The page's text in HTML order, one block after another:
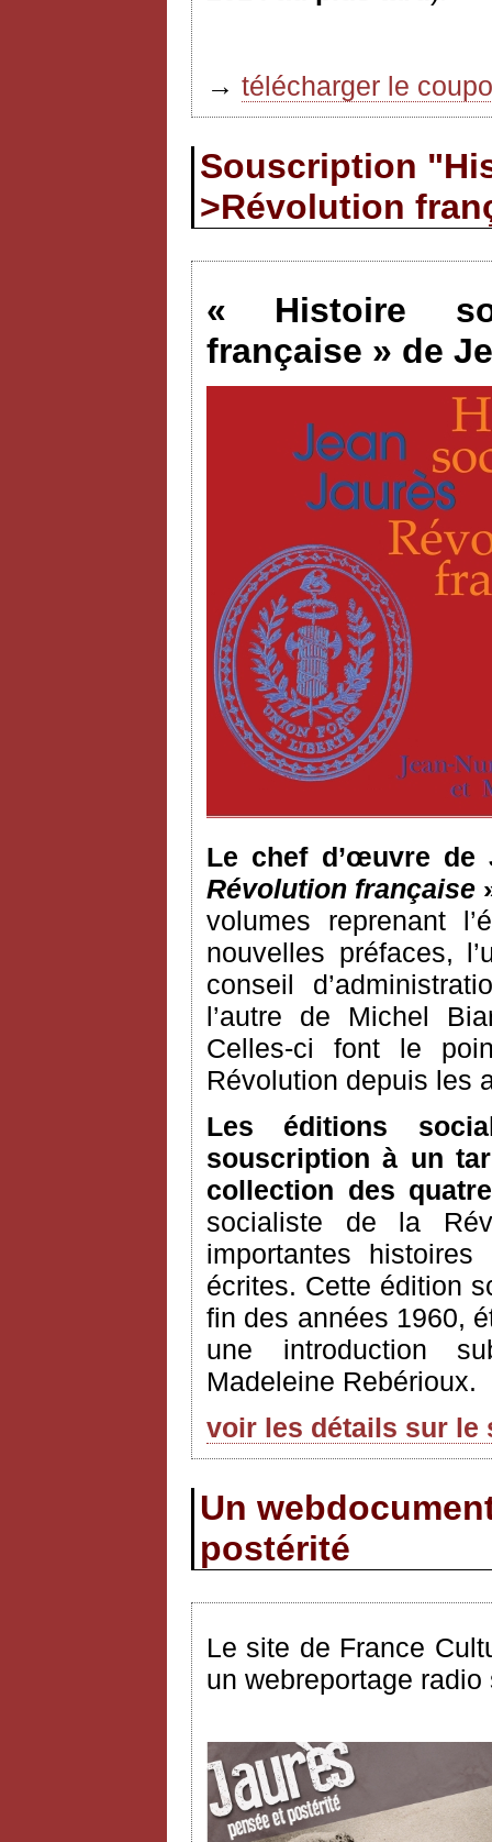
→ télécharger le
Souscription
>Révolution
« Histoire
française » de
Le chef d’œuvre de
Révolution française
volumes reprenant
nouvelles préfaces,
conseil
l’autre de Michel
Celles-ci font le
Révolution depuis les
Les éditions
souscription à un
collection des
socialiste de la
importantes
écrites. Cette édition
fin des années 1960,
une introduction
Madeleine Rebérioux.
voir les détails sur le
Un
postérité
Le site de France
un webreportage